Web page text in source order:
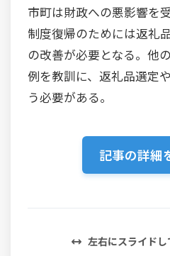
市町は財政への悪影響を
制度復帰のためには返礼
の改善が必要となる。他
例を教訓に、返礼品選定
う必要がある。
記事の詳細
左右にスライドし